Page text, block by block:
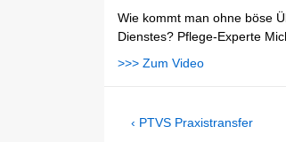
Wie kommt man ohne böse
Dienstes? Pflege-Experte
>>> Zum Video
Previous
‹ PTVS Praxistransfer